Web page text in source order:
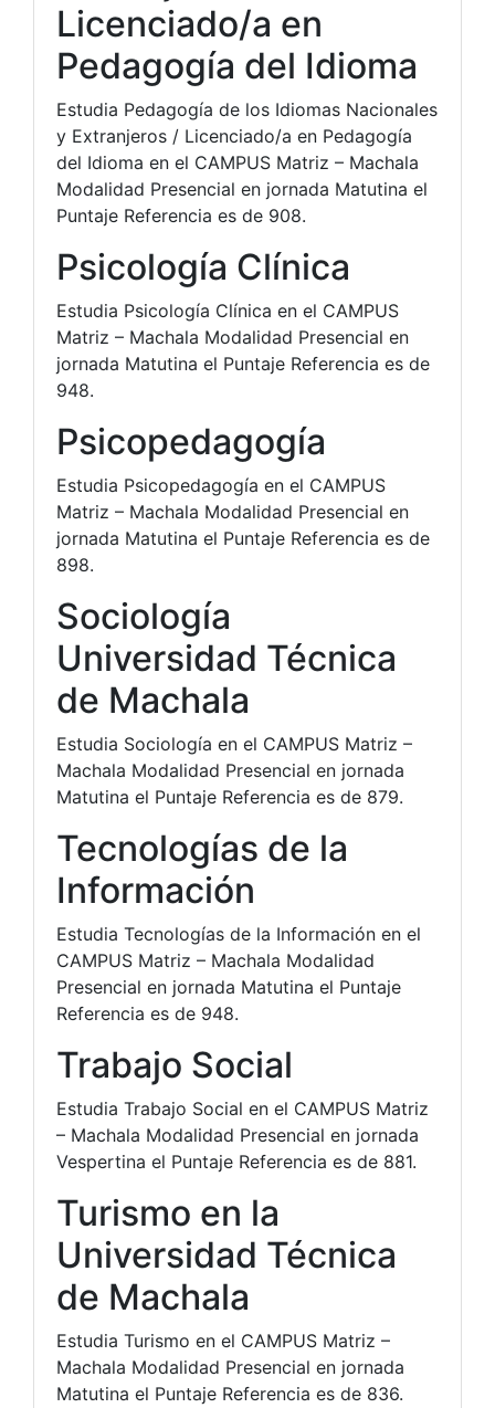
Licenciado/a en
Pedagogía del Idioma
Estudia Pedagogía de los Idiomas Nacionales
y Extranjeros / Licenciado/a en Pedagogía
del Idioma en el CAMPUS Matriz – Machala
Modalidad Presencial en jornada Matutina el
Puntaje Referencia es de 908.
Psicología Clínica
Estudia Psicología Clínica en el CAMPUS
Matriz – Machala Modalidad Presencial en
jornada Matutina el Puntaje Referencia es de
948.
Psicopedagogía
Estudia Psicopedagogía en el CAMPUS
Matriz – Machala Modalidad Presencial en
jornada Matutina el Puntaje Referencia es de
898.
Sociología
Universidad Técnica
de Machala
Estudia Sociología en el CAMPUS Matriz –
Machala Modalidad Presencial en jornada
Matutina el Puntaje Referencia es de 879.
Tecnologías de la
Información
Estudia Tecnologías de la Información en el
CAMPUS Matriz – Machala Modalidad
Presencial en jornada Matutina el Puntaje
Referencia es de 948.
Trabajo Social
Estudia Trabajo Social en el CAMPUS Matriz
– Machala Modalidad Presencial en jornada
Vespertina el Puntaje Referencia es de 881.
Turismo en la
Universidad Técnica
de Machala
Estudia Turismo en el CAMPUS Matriz –
Machala Modalidad Presencial en jornada
Matutina el Puntaje Referencia es de 836.